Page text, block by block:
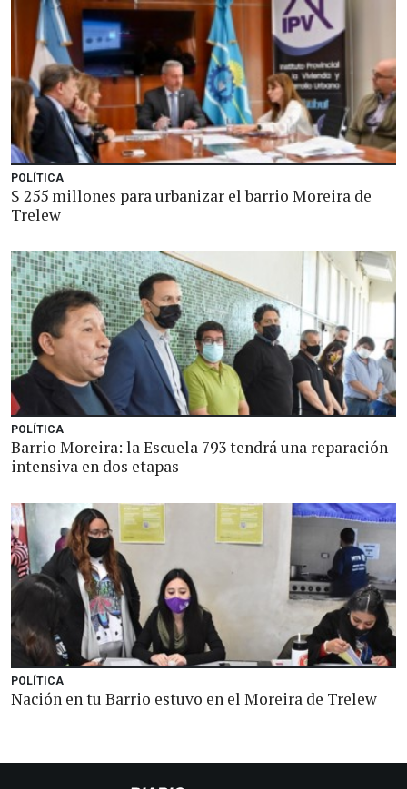
POLÍTICA
$ 255 millones para urbanizar el barrio Moreira de
Trelew
POLÍTICA
Barrio Moreira: la Escuela 793 tendrá una reparación
intensiva en dos etapas
POLÍTICA
Nación en tu Barrio estuvo en el Moreira de Trelew